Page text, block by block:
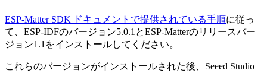
ESP-Matter SDK ドキュメントで提供されている手順に従っ
て、ESP-IDFのバージョン5.0.1とESP-Matterのリリースバー
ジョン1.1をインストールしてください。
これらのバージョンがインストールされた後、Seeed Studio